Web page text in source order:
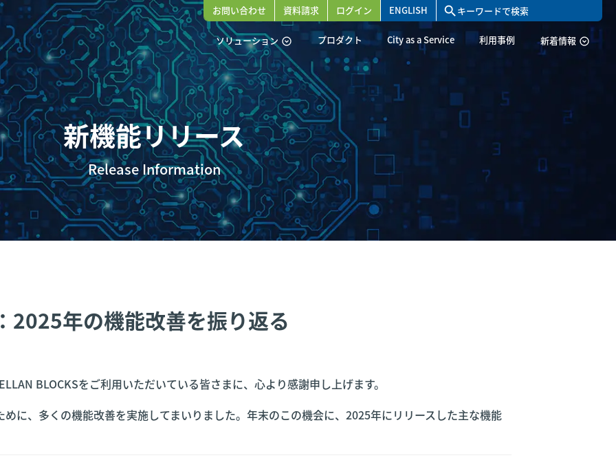
ソリューション expand_circle_down プロダクト City as a Service 利用事例 新着情報 expand_circle_down
お問い合わせ 資料請求 ログイン ENGLISH search
新機能リリース
Release Information
2025年の機能改善を振り返る
BLOCKSをご利用いただいている皆さまに、心より感謝申し上げます。
に、多くの機能改善を実施してまいりました。年末のこの機会に、2025年にリリースした主な機能